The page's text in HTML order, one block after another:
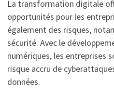
La transformation digitale
opportunités pour les
également des risques,
sécurité. Avec le
numériques, les entreprises
risque accru de
données.